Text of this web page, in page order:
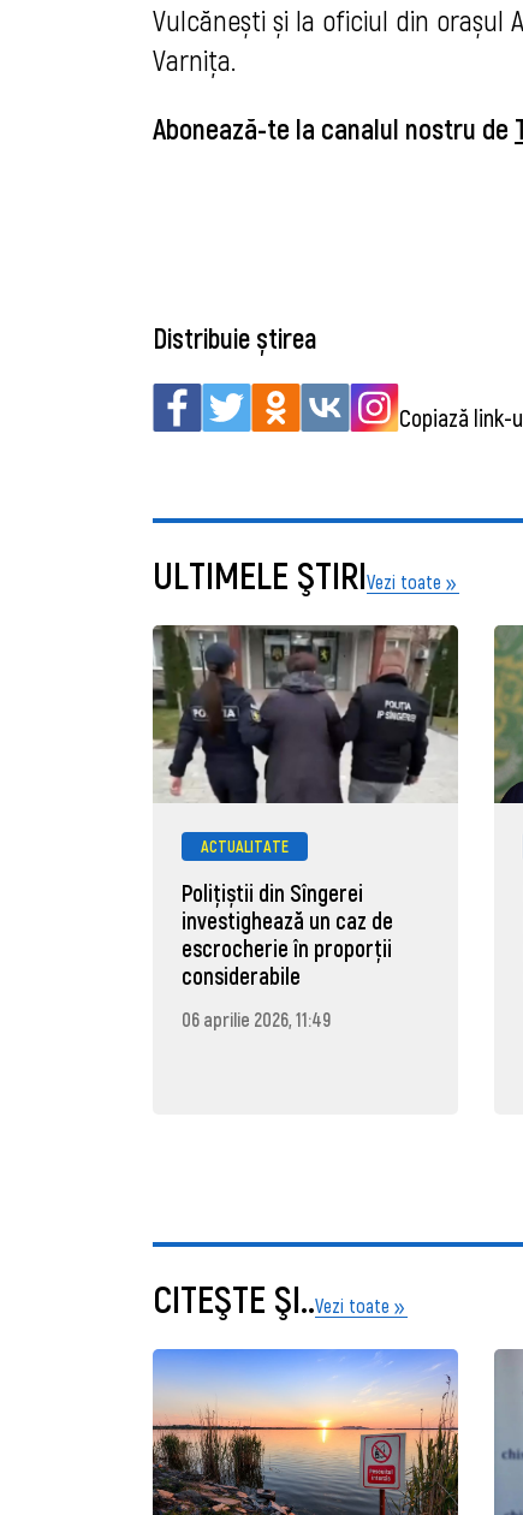
Vulcănești și la oficiul din orașul
Varnița.
Abonează-te la canalul nostru de
Distribuie știrea
Copiază link-
ULTIMELE ŞTIRIVezi toate
ACTUALITATE
Polițiștii din Sîngerei
investighează un caz de
escrocherie în proporții
considerabile
06 aprilie 2026, 11:49
CITEŞTE ŞI..Vezi toate